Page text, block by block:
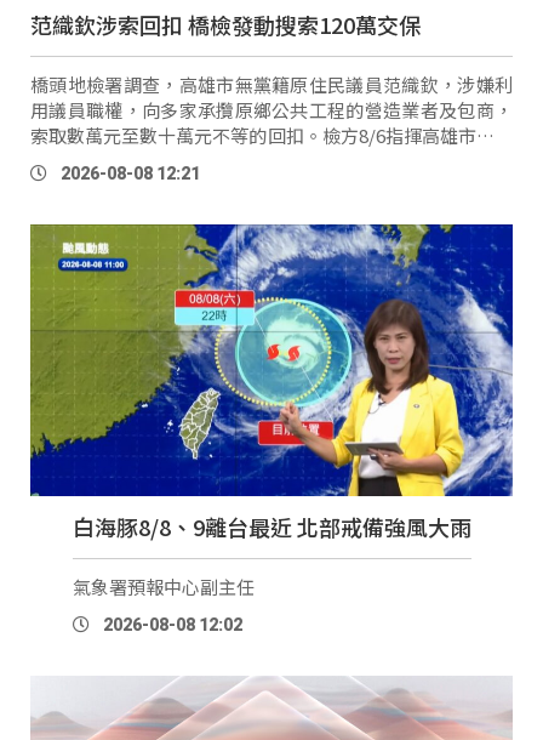
范織欽涉索回扣 橋檢發動搜索120萬交保
橋頭地檢署調查，高雄市無黨籍原住民議員范織欽，涉嫌利
用議員職權，向多家承攬原鄉公共工程的營造業者及包商，
索取數萬元至數十萬元不等的回扣。檢方8/6指揮高雄市調查
處，搜索范織欽的服務處及住處，並傳喚相關被告及證人到
案。檢 …
2026-08-08 12:21
白海豚8/8、9離台最近 北部戒備強風大雨
氣象署預報中心副主任
2026-08-08 12:02